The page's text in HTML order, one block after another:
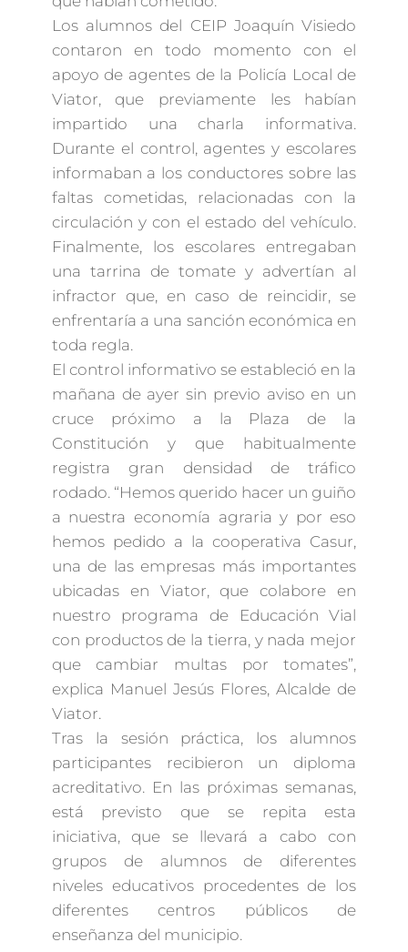
Los alumnos del CEIP Joaquín Visiedo
contaron en todo momento con el
apoyo de agentes de la Policía Local de
Viator, que previamente les habían
impartido una charla informativa.
Durante el control, agentes y escolares
informaban a los conductores sobre las
faltas cometidas, relacionadas con la
circulación y con el estado del vehículo.
Finalmente, los escolares entregaban
una tarrina de tomate y advertían al
infractor que, en caso de reincidir, se
enfrentaría a una sanción económica en
toda regla.
El control informativo se estableció en la
mañana de ayer sin previo aviso en un
cruce próximo a la Plaza de la
Constitución y que habitualmente
registra gran densidad de tráfico
rodado. “Hemos querido hacer un guiño
a nuestra economía agraria y por eso
hemos pedido a la cooperativa Casur,
una de las empresas más importantes
ubicadas en Viator, que colabore en
nuestro programa de Educación Vial
con productos de la tierra, y nada mejor
que cambiar multas por tomates”,
explica Manuel Jesús Flores, Alcalde de
Viator.
Tras la sesión práctica, los alumnos
participantes recibieron un diploma
acreditativo. En las próximas semanas,
está previsto que se repita esta
iniciativa, que se llevará a cabo con
grupos de alumnos de diferentes
niveles educativos procedentes de los
diferentes centros públicos de
enseñanza del municipio.